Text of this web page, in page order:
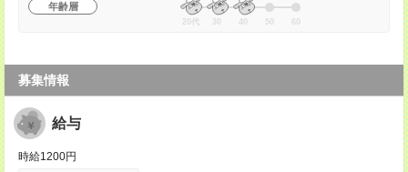
年齢層
20代 30 40 50 60
募集情報
給与
時給1200円